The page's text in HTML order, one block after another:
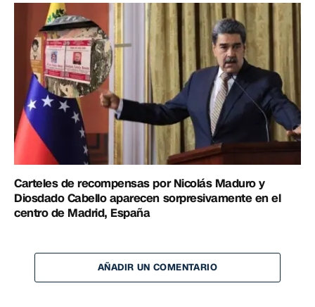
Carteles de recompensas por Nicolás Maduro y
Diosdado Cabello aparecen sorpresivamente en el
centro de Madrid, España
AÑADIR UN COMENTARIO